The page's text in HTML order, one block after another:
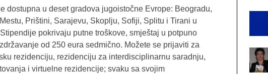
dostupna u deset gradova jugoistočne Evrope: Beogradu,
Prištini, Sarajevu, Skoplju, Sofiji, Splitu i Tirani u
pokrivaju putne troškove, smještaj u potpuno
od 250 eura sedmično. Možete se prijaviti za
rezidenciju, rezidenciju za interdisciplinarnu saradnju,
i virtuelne rezidencije; svaku sa svojim